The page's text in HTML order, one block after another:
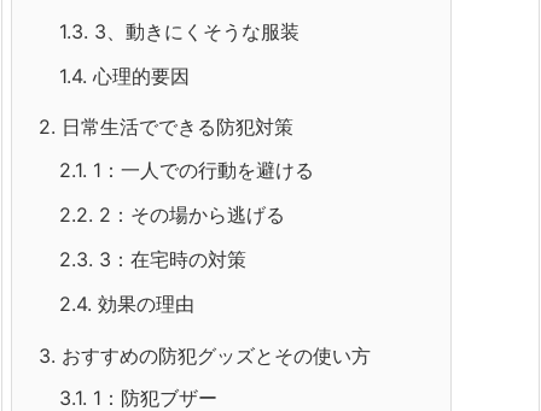
1.3. 3、動きにくそうな服装
1.4. 心理的要因
2. 日常生活でできる防犯対策
2.1. 1：一人での行動を避ける
2.2. 2：その場から逃げる
2.3. 3：在宅時の対策
2.4. 効果の理由
3. おすすめの防犯グッズとその使い方
3.1. 1：防犯ブザー